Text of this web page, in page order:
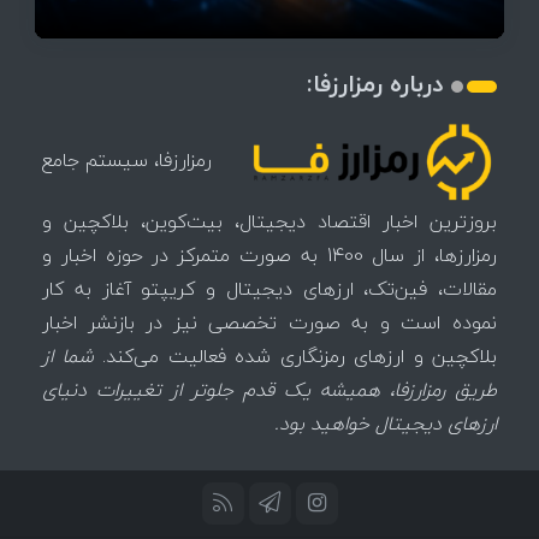
درباره رمزارزفا:
رمزارزفا، سیستم جامع
بروزترین اخبار اقتصاد دیجیتال، بیت‌کوین، بلاکچین و
رمزارزها، از سال 1400 به صورت متمرکز در حوزه اخبار و
مقالات، فین‌تک، ارزهای‌ دیجیتال و کریپتو آغاز به کار
نموده است و به صورت تخصصی نیز در بازنشر اخبار
بلاکچین و ارزهای رمزنگاری شده فعالیت می‌کند.شما از
طریق رمزارزفا، همیشه یک قدم جلوتر از تغییرات دنیای
ارزهای دیجیتال خواهید بود.